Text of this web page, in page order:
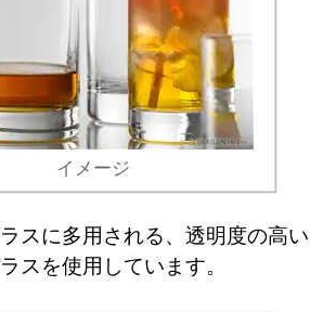
イメージ
スに多用される、透明度の高い
スを使用しています。